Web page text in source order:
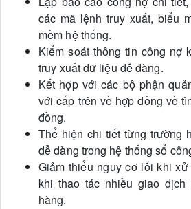
các mã lệnh truy xuất, biểu
mềm hệ thống.
Kiểm soát thông tin công nợ
truy xuất dữ liệu dễ dàng.
Kết hợp với các bộ phận
với cấp trên về hợp đồng về
đồng.
Thể hiện chi tiết từng trường
dễ dàng trong hệ thống sổ
Giảm thiểu nguy cơ lỗi khi
khi thao tác nhiều giao dịch
hàng.